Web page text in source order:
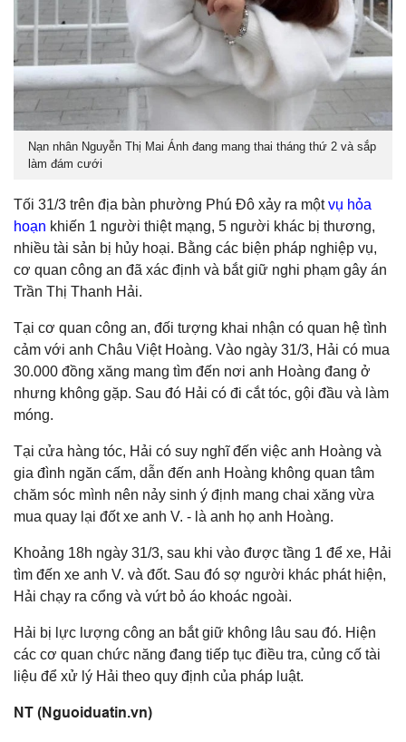
Nạn nhân Nguyễn Thị Mai Ánh đang mang thai tháng thứ 2 và sắp
làm đám cưới
Tối 31/3 trên địa bàn phường Phú Đô xảy ra mộtvụ hỏa
hoạn khiến 1 người thiệt mạng, 5 người khác bị thương,
nhiều tài sản bị hủy hoại. Bằng các biện pháp nghiệp vụ,
cơ quan công an đã xác định và bắt giữ nghi phạm gây án
Trần Thị Thanh Hải.
Tại cơ quan công an, đối tượng khai nhận có quan hệ tình
cảm với anh Châu Việt Hoàng. Vào ngày 31/3, Hải có mua
30.000 đồng xăng mang tìm đến nơi anh Hoàng đang ở
nhưng không gặp. Sau đó Hải có đi cắt tóc, gội đầu và làm
móng.
Tại cửa hàng tóc, Hải có suy nghĩ đến việc anh Hoàng và
gia đình ngăn cấm, dẫn đến anh Hoàng không quan tâm
chăm sóc mình nên nảy sinh ý định mang chai xăng vừa
mua quay lại đốt xe anh V. - là anh họ anh Hoàng.
Khoảng 18h ngày 31/3, sau khi vào được tầng 1 để xe, Hải
tìm đến xe anh V. và đốt. Sau đó sợ người khác phát hiện,
Hải chạy ra cổng và vứt bỏ áo khoác ngoài.
Hải bị lực lượng công an bắt giữ không lâu sau đó. Hiện
các cơ quan chức năng đang tiếp tục điều tra, củng cố tài
liệu để xử lý Hải theo quy định của pháp luật.
NT (Nguoiduatin.vn)